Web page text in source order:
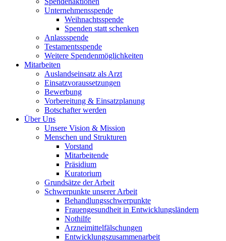
Unternehmens­spende
Weihnachtsspende
Spenden statt schenken
Anlassspende
Testamentsspende
Weitere Spenden­möglichkeiten
Mitarbeiten
Auslandseinsatz als Arzt
Einsatzvoraussetzungen
Bewerbung
Vorbereitung & Einsatzplanung
Botschafter werden
Über Uns
Unsere Vision & Mission
Menschen und Strukturen
Vorstand
Mitarbeitende
Präsidium
Kuratorium
Grundsätze der Arbeit
Schwerpunkte unserer Arbeit
Behandlungs­schwerpunkte
Frauengesundheit in Entwicklungsländern
Nothilfe
Arzneimittel­fälschungen
Entwicklungs­zusammenarbeit